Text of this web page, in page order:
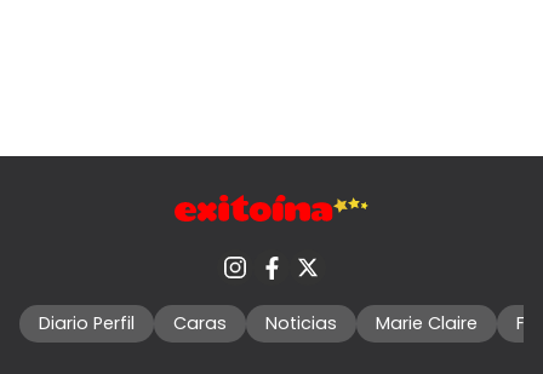
Diario Perfil Caras Noticias Marie Claire